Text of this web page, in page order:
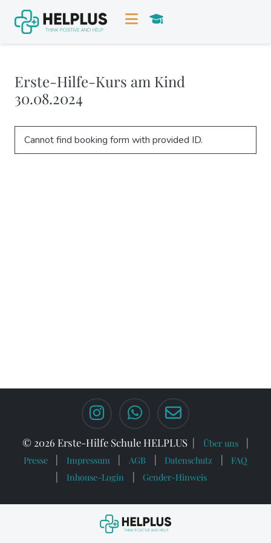
Erste-Hilfe-Kurs am Kind
30.08.2024
Cannot find booking form with provided ID.
© 2026 Erste-Hilfe Schule HELPLUS
Über uns
Presse
Impressum AGB Datenschutz
FAQ
Inhouse-Login
Gender-Hinweis